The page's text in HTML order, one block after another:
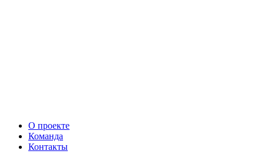
О проекте
Команда
Контакты